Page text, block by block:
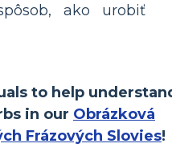
ako urobiť
to help
in our Obrázková
Frázových Slovies!